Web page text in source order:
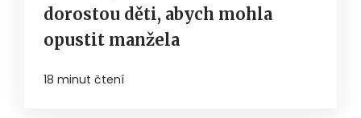
dorostou děti, abych mohla
opustit manžela
18 minut čtení